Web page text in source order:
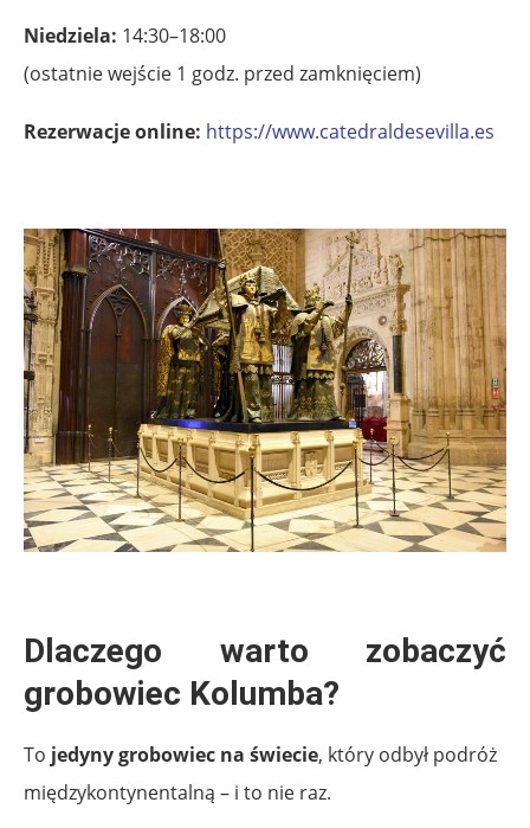
Niedziela: 14:30–18:00
(ostatnie wejście 1 godz. przed zamknięciem)
Rezerwacje online: https://www.catedraldesevilla.es
Dlaczego warto zobaczyć
grobowiec Kolumba?
To jedyny grobowiec na świecie, który odbył podróż
międzykontynentalną – i to nie raz.